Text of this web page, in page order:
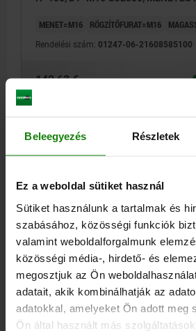
Beleegyezés Részletek
Ez a weboldal sütiket használ
Sütiket használunk a tartalmak és
szabásához, közösségi funkciók
valamint weboldalforgalmunk
közösségi média-, hirdető- és
megosztjuk az Ön
adatait, akik kombinálhatják az
adatokkal, amelyeket Ön adott meg
Ön által használt más
MENET=M16 RÖGZÍTŐFURAT=M16
Rendelési szám: 01247-06-21608585100
142,63 €
01247-06
MAGASSÁGI BLOKK RÖVID
H=125, D1=M16 GJL300, MENETES
MENET=M16 RÖGZÍTŐFURAT=M16